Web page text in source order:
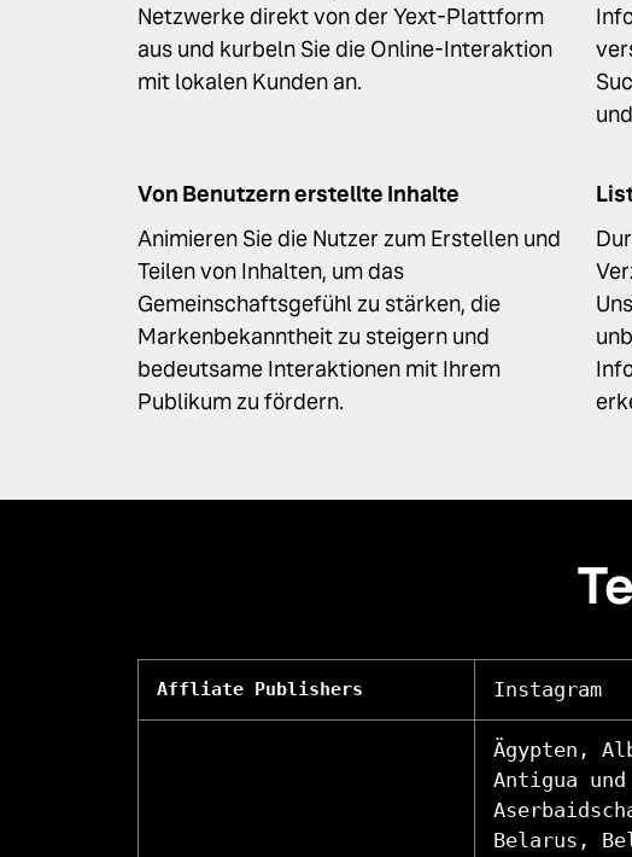
Netzwerke direkt von der Yext-Plattform
aus und kurbeln Sie die Online-Interaktion
mit lokalen Kunden an.
Von Benutzern erstellte Inhalte
Animieren Sie die Nutzer zum Erstellen und
Teilen von Inhalten, um das
Gemeinschaftsgefühl zu stärken, die
Markenbekanntheit zu steigern und
bedeutsame Interaktionen mit Ihrem
Publikum zu fördern.
Affliate Publishers Instagram
Ägypten,
Antigua
Belarus,